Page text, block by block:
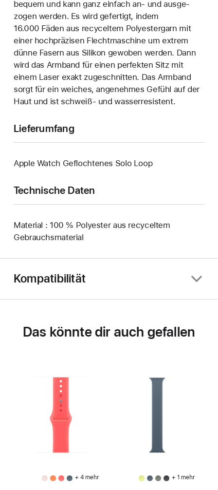
bequem und kann ganz einfach an‑ und ausge­
zogen werden. Es wird gefertigt, indem
16.000 Fäden aus recyceltem Polyester­garn mit
einer hoch­präzisen Flecht­maschine um extrem
dünne Fasern aus Silikon gewoben werden. Dann
wird das Armband für einen perfekten Sitz mit
einem Laser exakt zuge­schnitten. Das Armband
sorgt für ein weiches, angenehmes Gefühl auf der
Haut und ist schweiß- und wasser­resistent.
Lieferumfang
Apple Watch Geflochtenes Solo Loop
Technische Daten
Material : 100 % Polyester aus recyceltem
Gebrauchsmaterial
Kompatibilität
Das könnte dir auch gefallen
+ 4 mehr + 1 mehr